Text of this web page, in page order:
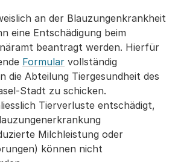
an der Blauzungenkrankheit
eine Entschädigung beim
beantragt werden. Hierfür
Formular vollständig
die Abteilung Tiergesundheit des
Stadt zu schicken.
Tierverluste entschädigt,
Milchleistung oder
können nicht